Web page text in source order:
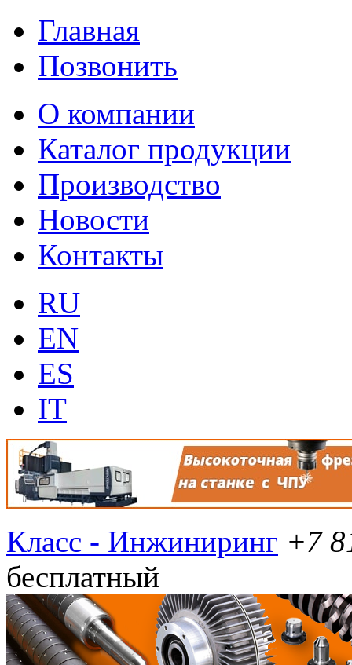
Главная
Позвонить
О компании
Каталог продукции
Производство
Новости
Контакты
RU
EN
ES
IT
Класс - Инжиниринг +7
бесплатный